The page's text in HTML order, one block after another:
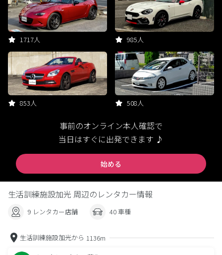
1717人 985人
853人 508人
事前のオンライン本人確認で
当日はすぐに出発できます ♪
始める
生活訓練施設加光 周辺のレンタカー情報
9 レンタカー店舗 40 車種
生活訓練施設加光から 1136m